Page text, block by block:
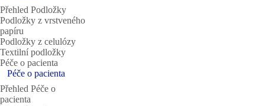
Přehled Podložky
Podložky z vrstveného
papíru
Podložky z celulózy
Textilní podložky
Péče o pacienta
Péče o pacienta
Přehled Péče o
pacienta